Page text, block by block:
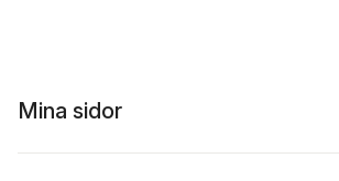
Mina sidor